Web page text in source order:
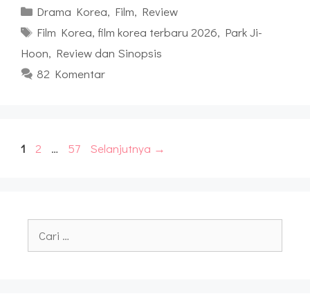
Kategori
Drama Korea, Film, Review
Tag
Film Korea,film korea terbaru 2026, Park Ji-
Hoon, Review dan Sinopsis
82 Komentar
Halaman
1 Halaman
2 … Halaman
57 Selanjutnya →
untuk: